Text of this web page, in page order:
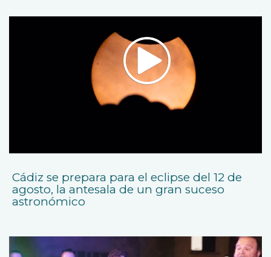
Cádiz se prepara para el eclipse del 12 de
agosto, la antesala de un gran suceso
astronómico